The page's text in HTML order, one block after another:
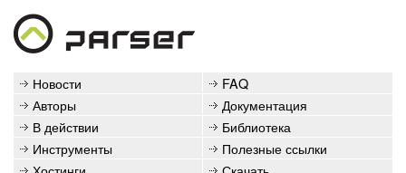
Новости
FAQ
Авторы
Документация
В действии
Библиотека
Инструменты
Полезные ссылки